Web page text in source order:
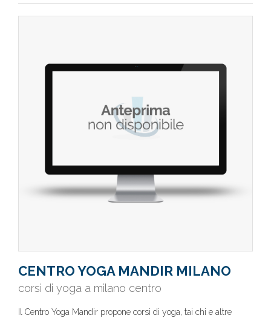
CENTRO YOGA MANDIR MILANO
corsi di yoga a milano centro
Il Centro Yoga Mandir propone corsi di yoga, tai chi e altre